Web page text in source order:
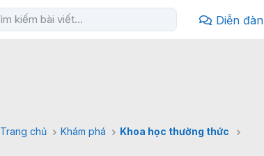
Diễn đàn
Trang chủ Khám phá Khoa học thường thức